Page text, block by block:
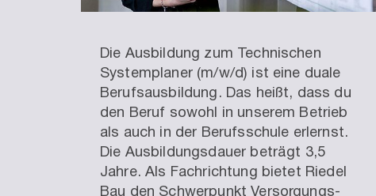
Die Ausbildung zum Technischen
Systemplaner (m/w/d) ist eine duale
Berufsausbildung. Das heißt, dass du
den Beruf sowohl in unserem Betrieb
als auch in der Berufsschule erlernst.
Die Ausbildungsdauer beträgt 3,5
Jahre. Als Fachrichtung bietet Riedel